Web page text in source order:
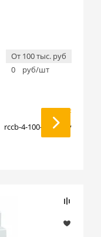
От 100 тыс. руб
0
руб/шт
EKF
rccb-4-100-500-g-av